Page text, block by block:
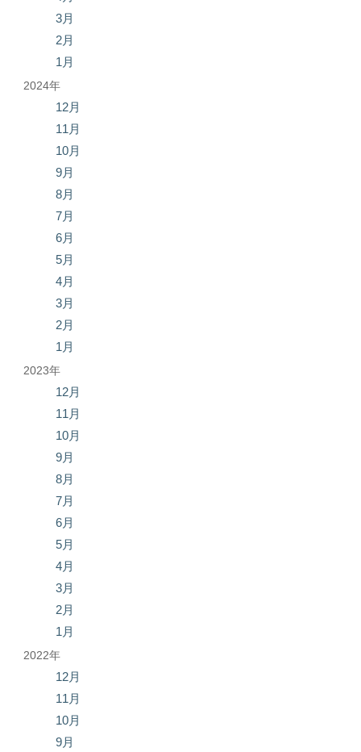
3月
2月
1月
2024年
12月
11月
10月
9月
8月
7月
6月
5月
4月
3月
2月
1月
2023年
12月
11月
10月
9月
8月
7月
6月
5月
4月
3月
2月
1月
2022年
12月
11月
10月
9月